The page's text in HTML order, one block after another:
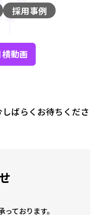
採用事例
横動画
ばらくお待ちくださ
ております。